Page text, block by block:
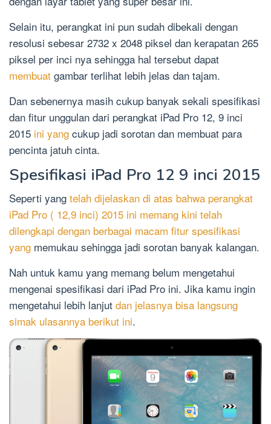
Selain itu, perangkat ini pun sudah dibekali dengan
resolusi sebesar 2732 x 2048 piksel dan kerapatan 265
piksel per inci nya sehingga hal tersebut dapat
membuat gambar terlihat lebih jelas dan tajam.
Dan sebenernya masih cukup banyak sekali spesifikasi
dan fitur unggulan dari perangkat iPad Pro 12, 9 inci
2015 ini yang cukup jadi sorotan dan membuat para
pencinta jatuh cinta.
Spesifikasi iPad Pro 12 9 inci 2015
Seperti yang telah dijelaskan di atas bahwa perangkat
iPad Pro ( 12,9 inci) 2015 ini memang kini telah
dilengkapi dengan berbagai macam fitur spesifikasi
yang memukau sehingga jadi sorotan banyak kalangan.
Nah untuk kamu yang memang belum mengetahui
mengenai spesifikasi dari iPad Pro ini. Jika kamu ingin
mengetahui lebih lanjut dan jelasnya bisa langsung
simak ulasannya berikut ini.